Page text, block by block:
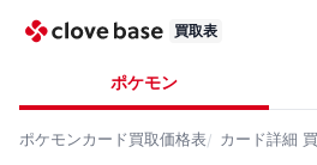
買取表
ポケモン
ポケモンカード買取価格表 カード詳細